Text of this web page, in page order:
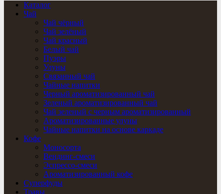
Каталог
Чай
Чай чёрный
Чай зелёный
Чай красный
Белый чай
Пуэры
Улуны
Связанный чай
Чайные напитки
Черный ароматизированный чай
Зеленый ароматизированный чай
Чай зеленый с черным ароматизированный
Ароматизированные улуны
Чайные напитки на основе каркаде
Кофе
Моносорта
Вендинг-смеси
Эспрессо-смеси
Ароматизированный кофе
Суперфуды
Травы